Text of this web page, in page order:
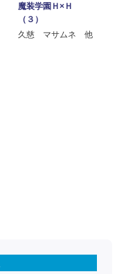
魔装学園Ｈ×Ｈ
（３）
久慈 マサムネ 他